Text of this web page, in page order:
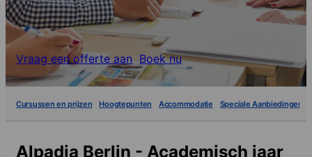
Vraag een offerte aan Boek nu
Cursussen en prijzen Hoogtepunten Accommodatie Speciale Aanbiedingen
Alpadia Berlin - Academisch jaar